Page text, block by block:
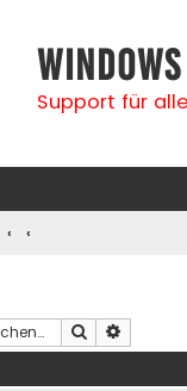
Support für
Suche